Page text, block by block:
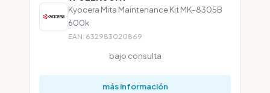
Kyocera Mita Maintenance Kit MK-8305B
600k
EAN: 632983020869
bajo consulta
más información